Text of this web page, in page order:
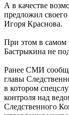
А в качестве
предложил
Игоря Краснова.
При этом в самом
Бастрыкина не
Ранее СМИ
главы
в котором
контроля над
Следственного